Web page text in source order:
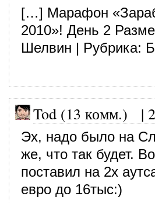
[…] Марафон
2010»! День 2
Шелвин | Рубрика:
Tod (13 комм.) |
Эх, надо было на
же, что так будет.
поставил на 2х
евро до 16тыс:)